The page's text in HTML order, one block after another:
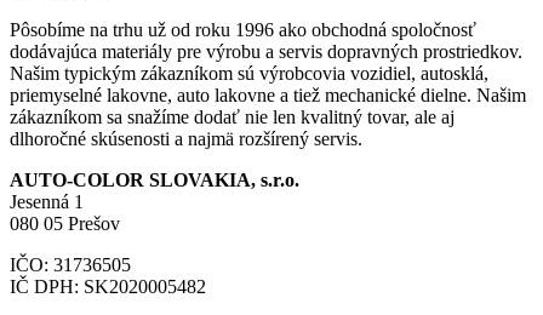
Pôsobíme na trhu už od roku 1996 ako obchodná spoločnosť
dodávajúca materiály pre výrobu a servis dopravných prostriedkov.
Našim typickým zákazníkom sú výrobcovia vozidiel, autosklá,
priemyselné lakovne, auto lakovne a tiež mechanické dielne. Našim
zákazníkom sa snažíme dodať nie len kvalitný tovar, ale aj
dlhoročné skúsenosti a najmä rozšírený servis.
AUTO-COLOR SLOVAKIA, s.r.o.
Jesenná 1
080 05 Prešov
IČO: 31736505
IČ DPH: SK2020005482